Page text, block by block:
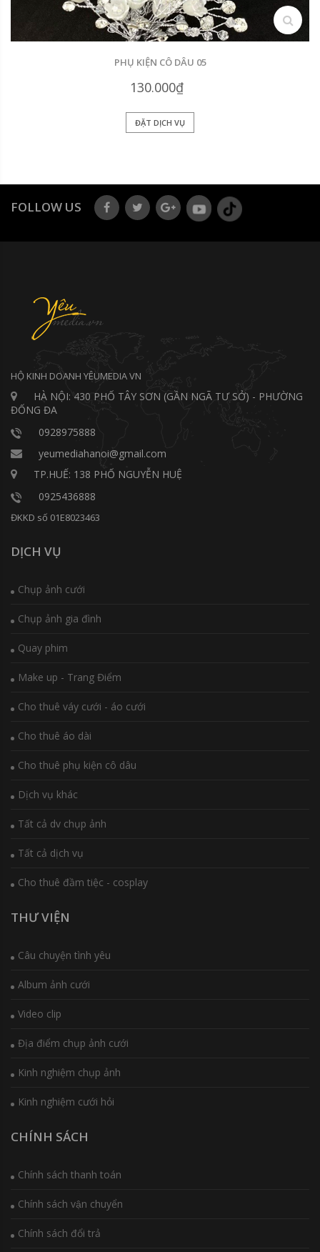
search
PHỤ KIỆN CÔ DÂU 05
130.000₫
ĐẶT DỊCH VỤ
FOLLOW US
HỘ KINH DOANH YÊUMEDIA VN
HÀ NỘI: 430 PHỐ TÂY SƠN (GẦN NGÃ TƯ SỞ) - PHƯỜNG
ĐỐNG ĐA
0928975888
yeumediahanoi@gmail.com
TP.HUẾ: 138 PHỐ NGUYỄN HUỆ
0925436888
ĐKKD số 01E8023463
DỊCH VỤ
Chụp ảnh cưới
Chụp ảnh gia đình
Quay phim
Make up - Trang Điểm
Cho thuê váy cưới - áo cưới
Cho thuê áo dài
Cho thuê phụ kiện cô dâu
Dịch vụ khác
Tất cả dv chụp ảnh
Tất cả dịch vụ
Cho thuê đầm tiệc - cosplay
THƯ VIỆN
Câu chuyện tình yêu
Album ảnh cưới
Video clip
Địa điểm chụp ảnh cưới
Kinh nghiệm chụp ảnh
Kinh nghiệm cưới hỏi
CHÍNH SÁCH
Chính sách thanh toán
Chính sách vận chuyển
Chính sách đổi trả